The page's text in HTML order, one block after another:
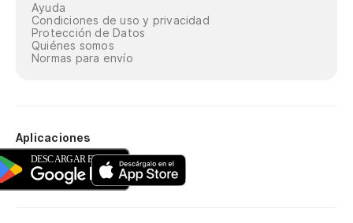
Ayuda
Condiciones de uso y privacidad
Protección de Datos
Quiénes somos
Normas para envío
Aplicaciones